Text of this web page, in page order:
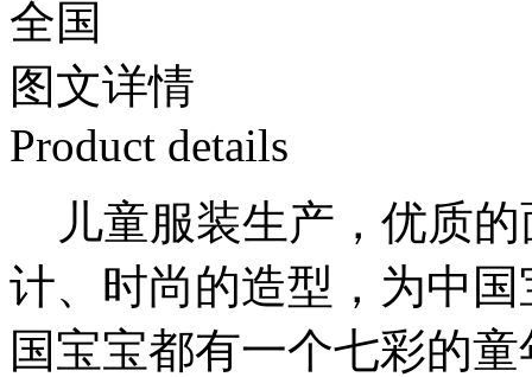
全国
图文详情
Product details
儿童服装生产，优质的
计、时尚的造型，为中
国宝宝都有一个七彩的童